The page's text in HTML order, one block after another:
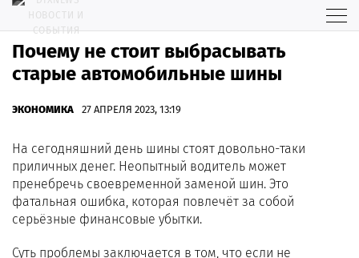
Почему не стоит выбрасывать
старые автомобильные шины
ЭКОНОМИКА 27 АПРЕЛЯ 2023, 13:19
На сегодняшний день шины стоят довольно-таки
приличных денег. Неопытный водитель может
пренебречь своевременной заменой шин. Это
фатальная ошибка, которая повлечёт за собой
серьёзные финансовые убытки.
Суть проблемы заключается в том, что если не